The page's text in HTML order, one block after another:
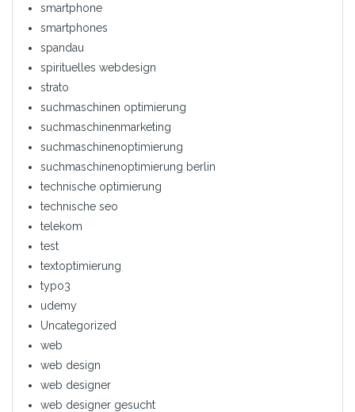
smartphone
smartphones
spandau
spirituelles webdesign
strato
suchmaschinen optimierung
suchmaschinenmarketing
suchmaschinenoptimierung
suchmaschinenoptimierung berlin
technische optimierung
technische seo
telekom
test
textoptimierung
typo3
udemy
Uncategorized
web
web design
web designer
web designer gesucht